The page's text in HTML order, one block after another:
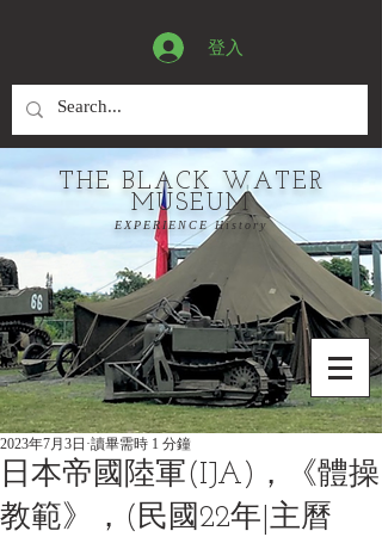
登入
THE BLACK WATER
MUSEUM
EXPERIENCE History
日本帝國陸軍(IJA)，《體操
教範》，(民國22年|主曆
2023年7月3日 讀畢需時 1 分鐘